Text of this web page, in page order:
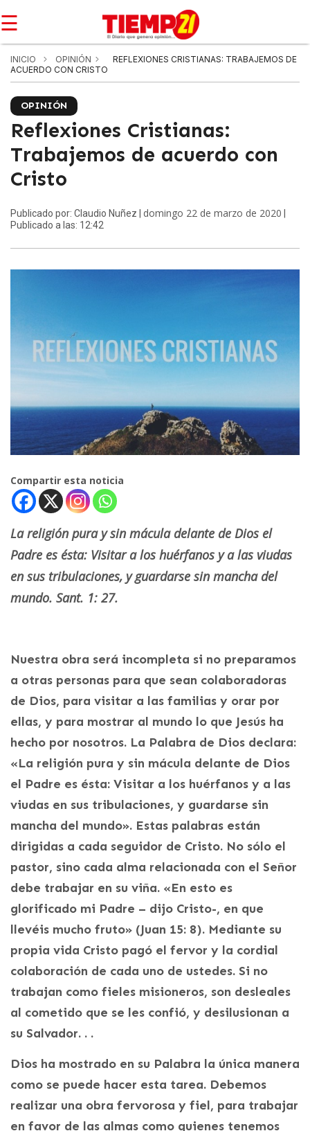
☰
INICIO OPINIÓN
REFLEXIONES CRISTIANAS: TRABAJEMOS DE
ACUERDO CON CRISTO
OPINIÓN
Reflexiones Cristianas:
Trabajemos de acuerdo con
Cristo
Publicado por: Claudio Nuñez | domingo 22 de marzo de 2020
Publicado a las: 12:42
Compartir esta noticia
La religión pura y sin mácula delante de Dios el
Padre es ésta: Visitar a los huérfanos y a las viudas
en sus tribulaciones, y guardarse sin mancha del
mundo. Sant. 1: 27.
Nuestra obra será incompleta si no preparamos
a otras personas para que sean colaboradoras
de Dios, para visitar a las familias y orar por
ellas, y para mostrar al mundo lo que Jesús ha
hecho por nosotros. La Palabra de Dios declara:
«La religión pura y sin mácula delante de Dios
el Padre es ésta: Visitar a los huérfanos y a las
viudas en sus tribulaciones, y guardarse sin
mancha del mundo». Estas palabras están
dirigidas a cada seguidor de Cristo. No sólo el
pastor, sino cada alma relacionada con el Señor
debe trabajar en su viña. «En esto es
glorificado mi Padre – dijo Cristo-, en que
llevéis mucho fruto» (Juan 15: 8). Mediante su
propia vida Cristo pagó el fervor y la cordial
colaboración de cada uno de ustedes. Si no
trabajan como fieles misioneros, son desleales
al cometido que se les confió, y desilusionan a
su Salvador. . .
Dios ha mostrado en su Palabra la única manera
como se puede hacer esta tarea. Debemos
realizar una obra fervorosa y fiel, para trabajar
en favor de las almas como quienes tenemos